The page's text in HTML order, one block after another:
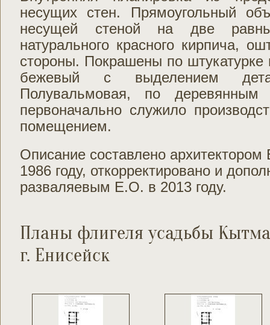
несущих стен. Прямоугольный
несущей стеной на две
натурального красного кирпича,
стороны. Покрашены по штукатурке
бежевый с выделением
Полувальмовая, по деревянным
первоначально служило
помещением.
Описание составлено
1986 году, откорректировано и
разваляевым Е.О. в 2013 году.
Планы флигеля усадьбы
г. Енисейск